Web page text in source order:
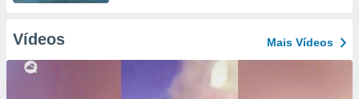
Vídeos Mais Vídeos